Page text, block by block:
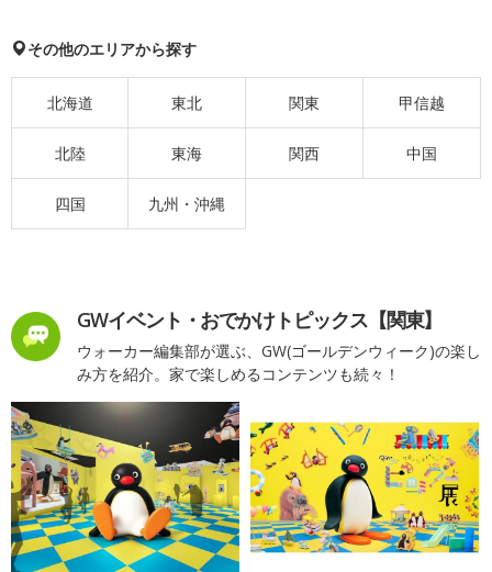
その他のエリアから探す
北海道 東北 関東 甲信越
北陸 東海 関西 中国
四国 九州・沖縄
GWイベント・おでかけトピックス【関東】
ウォーカー編集部が選ぶ、GW(ゴールデンウィーク)の楽し
み方を紹介。家で楽しめるコンテンツも続々！